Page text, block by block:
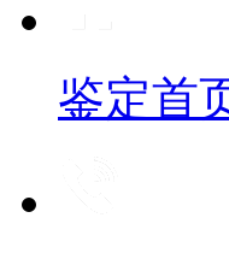
鉴定首